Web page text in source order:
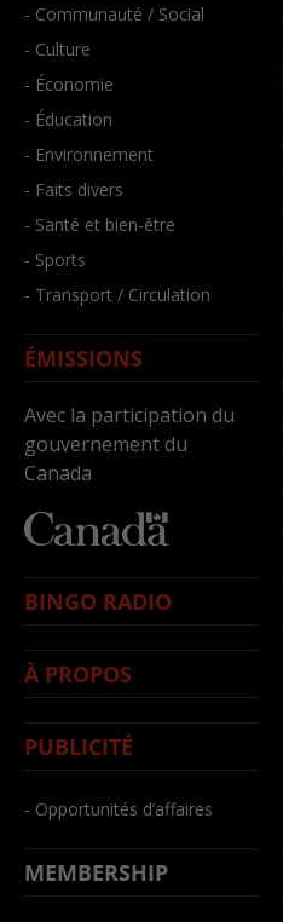
- Communauté / Social
- Culture
- Économie
- Éducation
- Environnement
- Faits divers
- Santé et bien-être
- Sports
- Transport / Circulation
ÉMISSIONS
Avec la participation du
gouvernement du
Canada
BINGO RADIO
À PROPOS
PUBLICITÉ
- Opportunités d’affaires
MEMBERSHIP